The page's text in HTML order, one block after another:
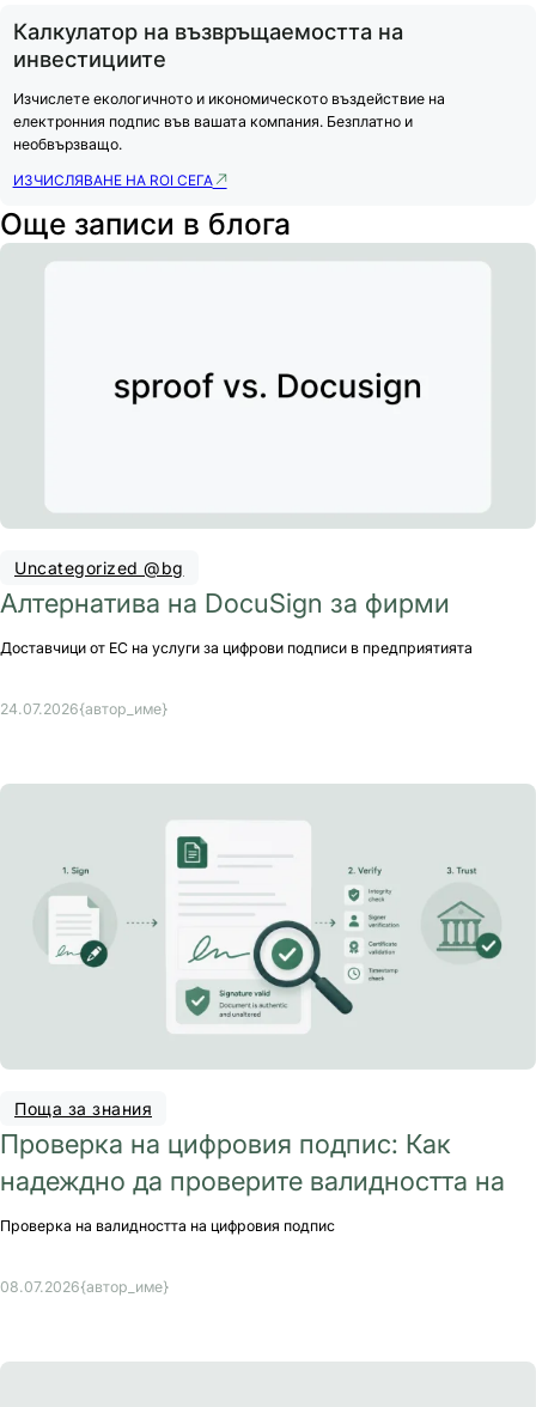
Калкулатор на възвръщаемостта на
инвестициите
Изчислете екологичното и икономическото въздействие на
електронния подпис във вашата компания. Безплатно и
необвързващо.
ИЗЧИСЛЯВАНЕ НА ROI СЕГА
Още записи в блога
Uncategorized @bg
Алтернатива на DocuSign за фирми
Доставчици от ЕС на услуги за цифрови подписи в предприятията
24.07.2026{автор_име}
Поща за знания
Проверка на цифровия подпис: Как
надеждно да проверите валидността на
Проверка на валидността на цифровия подпис
08.07.2026{автор_име}